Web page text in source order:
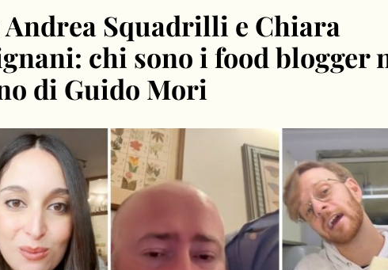
Andrea Squadrilli e Chiara
chi sono i food blogger
di Guido Mori